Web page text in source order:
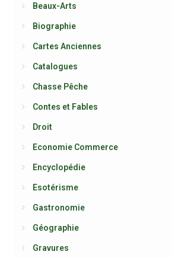
Beaux-Arts
Biographie
Cartes Anciennes
Catalogues
Chasse Pêche
Contes et Fables
Droit
Economie Commerce
Encyclopédie
Esotérisme
Gastronomie
Géographie
Gravures